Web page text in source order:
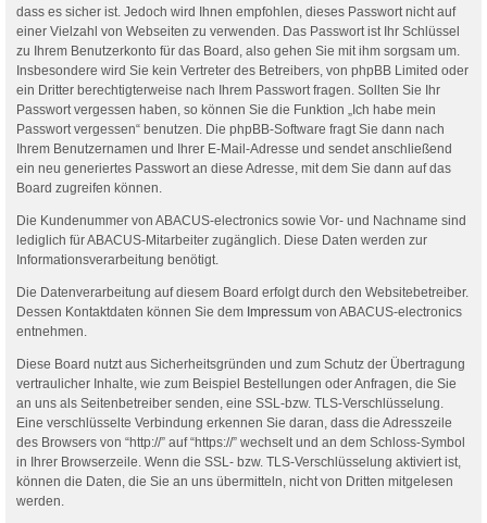
dass es sicher ist. Jedoch wird Ihnen empfohlen, dieses Passwort nicht auf
einer Vielzahl von Webseiten zu verwenden. Das Passwort ist Ihr Schlüssel
zu Ihrem Benutzerkonto für das Board, also gehen Sie mit ihm sorgsam um.
Insbesondere wird Sie kein Vertreter des Betreibers, von phpBB Limited oder
ein Dritter berechtigterweise nach Ihrem Passwort fragen. Sollten Sie Ihr
Passwort vergessen haben, so können Sie die Funktion „Ich habe mein
Passwort vergessen“ benutzen. Die phpBB-Software fragt Sie dann nach
Ihrem Benutzernamen und Ihrer E-Mail-Adresse und sendet anschließend
ein neu generiertes Passwort an diese Adresse, mit dem Sie dann auf das
Board zugreifen können.
Die Kundenummer von ABACUS-electronics sowie Vor- und Nachname sind
lediglich für ABACUS-Mitarbeiter zugänglich. Diese Daten werden zur
Informationsverarbeitung benötigt.
Die Datenverarbeitung auf diesem Board erfolgt durch den Websitebetreiber.
Dessen Kontaktdaten können Sie dem Impressum von ABACUS-electronics
entnehmen.
Diese Board nutzt aus Sicherheitsgründen und zum Schutz der Übertragung
vertraulicher Inhalte, wie zum Beispiel Bestellungen oder Anfragen, die Sie
an uns als Seitenbetreiber senden, eine SSL-bzw. TLS-Verschlüsselung.
Eine verschlüsselte Verbindung erkennen Sie daran, dass die Adresszeile
des Browsers von “http://” auf “https://” wechselt und an dem Schloss-Symbol
in Ihrer Browserzeile. Wenn die SSL- bzw. TLS-Verschlüsselung aktiviert ist,
können die Daten, die Sie an uns übermitteln, nicht von Dritten mitgelesen
werden.